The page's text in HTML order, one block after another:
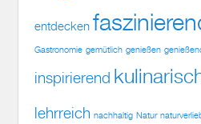
entdecken
Gastronomie gemütlich genießen
inspirierend
lehrreich nachhaltig Natur